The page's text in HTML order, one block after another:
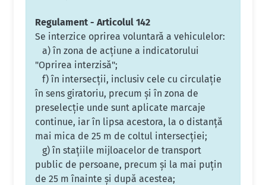
Regulament - Articolul 142
Se interzice oprirea voluntară a vehiculelor:
a) în zona de acţiune a indicatorului
"Oprirea interzisă";
f) în intersecţii, inclusiv cele cu circulaţie
în sens giratoriu, precum şi în zona de
preselecţie unde sunt aplicate marcaje
continue, iar în lipsa acestora, la o distanţă
mai mica de 25 m de coltul intersecţiei;
g) în staţiile mijloacelor de transport
public de persoane, precum şi la mai puţin
de 25 m înainte şi după acestea;